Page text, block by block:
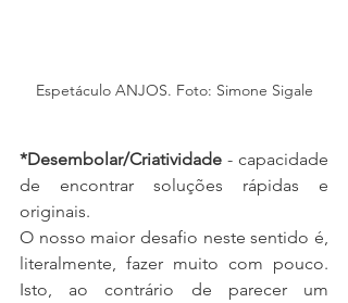
Espetáculo ANJOS. Foto: Simone Sigale
*Desembolar/Criatividade - capacidade
de encontrar soluções rápidas e
originais.
O nosso maior desafio neste sentido é,
literalmente, fazer muito com pouco.
Isto, ao contrário de parecer um